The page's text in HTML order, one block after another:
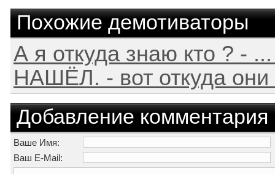
Похожие демотиваторы
А я откуда знаю кто ? -
НАШЁЛ. - вот откуда они
Добавление комментария
Ваше Имя:
Ваш E-Mail: